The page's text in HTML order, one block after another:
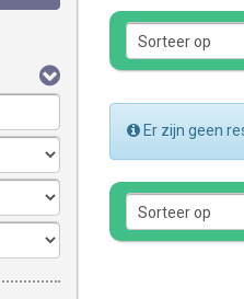
Er zijn geen